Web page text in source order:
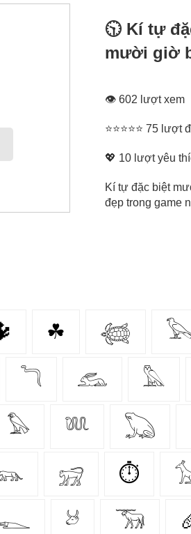
🕥 Kí tự
mười giờ
👁 602 lượt xem
⭐⭐⭐⭐⭐ 75 lượt
💖 10 lượt yêu
Kí tự đặc biệt
đẹp trong game
☘ 𓆉
𓆓 𓃹 𓅓
𓅃 𓆚 𓆏
𓃸 ⏱
𓆍 𓃾 𓃝